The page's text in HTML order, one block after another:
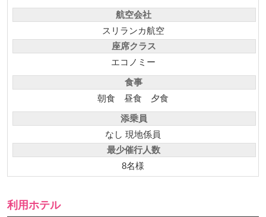
航空会社
スリランカ航空
座席クラス
エコノミー
食事
朝食 昼食 夕食
添乗員
なし 現地係員
最少催行人数
8名様
利用ホテル